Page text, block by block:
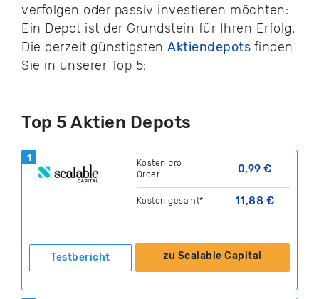
verfolgen oder passiv investieren möchten:
Ein Depot ist der Grundstein für Ihren Erfolg.
Die derzeit günstigsten Aktiendepots finden
Sie in unserer Top 5:
Top 5 Aktien Depots
1
Kosten pro
Order
0,99 €
Kosten gesamt* 11,88 €
Testbericht zu Scalable Capital